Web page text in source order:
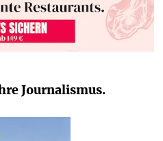
Journalismus.